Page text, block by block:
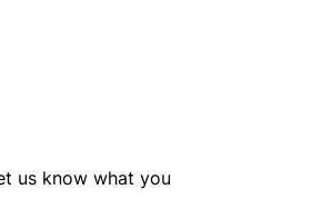
us know what you